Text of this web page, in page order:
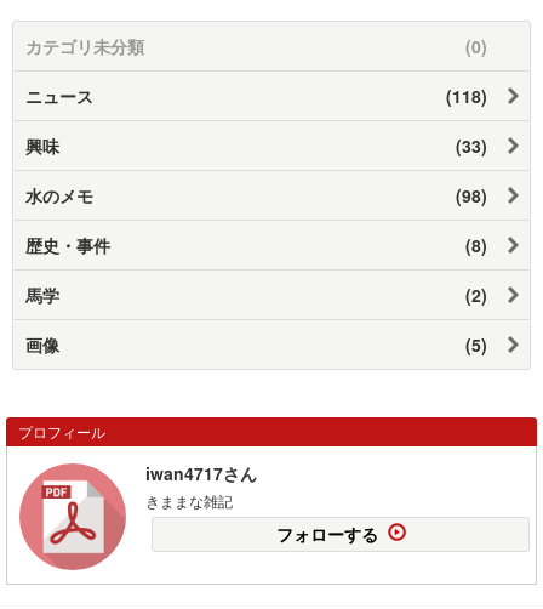
カテゴリ未分類 (0)
ニュース (118)
興味 (33)
水のメモ (98)
歴史・事件 (8)
馬学 (2)
画像 (5)
プロフィール
iwan4717さん
きままな雑記
フォローする